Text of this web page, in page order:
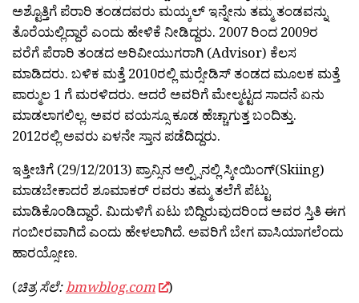
ಅಶ್ಟೊತ್ತಿಗೆ ಪೆರಾರಿ ತಂಡದವರು ಮಯ್ಕಲ್ ಇನ್ನೇನು ತಮ್ಮ ತಂಡವನ್ನು
ತೊರೆಯಲ್ಲಿದ್ದಾರೆ ಎಂದು ಹೇಳಿಕೆ ನೀಡಿದ್ದರು. 2007 ರಿಂದ 2009ರ
ವರೆಗೆ ಪೆರಾರಿ ತಂಡದ ಅರಿವೀಯುಗರಾಗಿ (Advisor) ಕೆಲಸ
ಮಾಡಿದರು. ಬಳಿಕ ಮತ್ತೆ 2010ರಲ್ಲಿ ಮರ್‍ಸೇಡಿಸ್ ತಂಡದ ಮೂಲಕ ಮತ್ತೆ
ಪಾರ್‍ಮುಲ 1 ಗೆ ಮರಳಿದರು. ಆದರೆ ಅವರಿಗೆ ಮೇಲ್ಮಟ್ಟದ ಸಾದನೆ ಏನು
ಮಾಡಲಾಗಲಿಲ್ಲ. ಅವರ ವಯಸ್ಸೂ ಕೂಡ ಹೆಚ್ಚಾಗುತ್ತ ಬಂದಿತ್ತು.
2012ರಲ್ಲಿ ಅವರು ಏಳನೇ ಸ್ತಾನ ಪಡೆದಿದ್ದರು.
ಇತ್ತೀಚಿಗೆ (29/12/2013) ಪ್ರಾನ್ಸಿನ ಆಲ್ಪ್ಸಿನಲ್ಲಿ ಸ್ಕೀಯಿಂಗ್(Skiing)
ಮಾಡಬೇಕಾದರೆ ಶೂಮಾಕರ್ ರವರು ತಮ್ಮ ತಲೆಗೆ ಪೆಟ್ಟು
ಮಾಡಿಕೊಂಡಿದ್ದಾರೆ. ಮಿದುಳಿಗೆ ಏಟು ಬಿದ್ದಿರುವುದರಿಂದ ಅವರ ಸ್ತಿತಿ ಈಗ
ಗಂಬೀರವಾಗಿದೆ ಎಂದು ಹೇಳಲಾಗಿದೆ. ಅವರಿಗೆ ಬೇಗ ವಾಸಿಯಾಗಲೆಂದು
ಹಾರಯ್ಸೋಣ.
(ಚಿತ್ರ ಸೆಲೆ:bmwblog.com )